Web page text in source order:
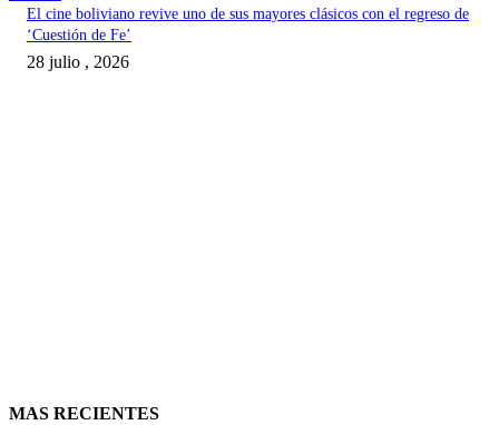
El cine boliviano revive uno de sus mayores clásicos con el regreso de
‘Cuestión de Fe’
28 julio , 2026
MAS RECIENTES